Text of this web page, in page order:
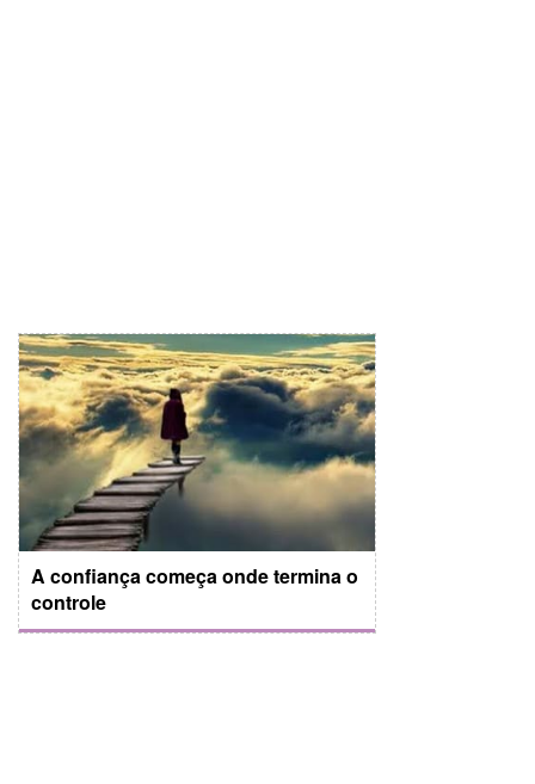
A confiança começa onde termina o
controle